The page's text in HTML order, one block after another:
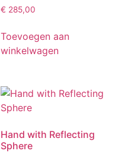
€ 285,00
Toevoegen aan
winkelwagen
Hand with Reflecting
Sphere